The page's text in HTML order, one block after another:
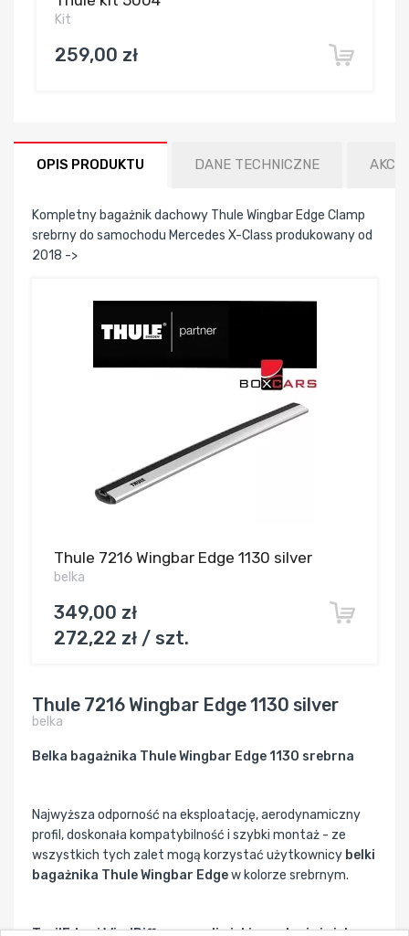
Kit
259,00 zł
OPIS PRODUKTU DANE TECHNICZNE
Kompletny bagażnik dachowy Thule Wingbar Edge Clamp
srebrny do samochodu Mercedes X-Class produkowany od
2018 ->
Thule 7216 Wingbar Edge 1130 silver
belka
349,00 zł
272,22 zł / szt.
Thule 7216 Wingbar Edge 1130 silver
belka
Belka bagażnika Thule Wingbar Edge 1130 srebrna
Najwyższa odporność na eksploatację, aerodynamiczny
profil, doskonała kompatybilność i szybki montaż - ze
wszystkich tych zalet mogą korzystać użytkownicy belki
bagażnika Thule Wingbar Edgew kolorze srebrnym.